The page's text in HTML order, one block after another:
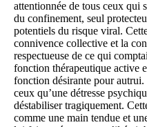
attentionnée de tous ceux qui
du confinement, seul
potentiels du risque viral.
connivence collective et la
respectueuse de ce qui
fonction thérapeutique active
fonction désirante pour
ceux qu’une détresse
déstabiliser tragiquement.
comme une main tendue et